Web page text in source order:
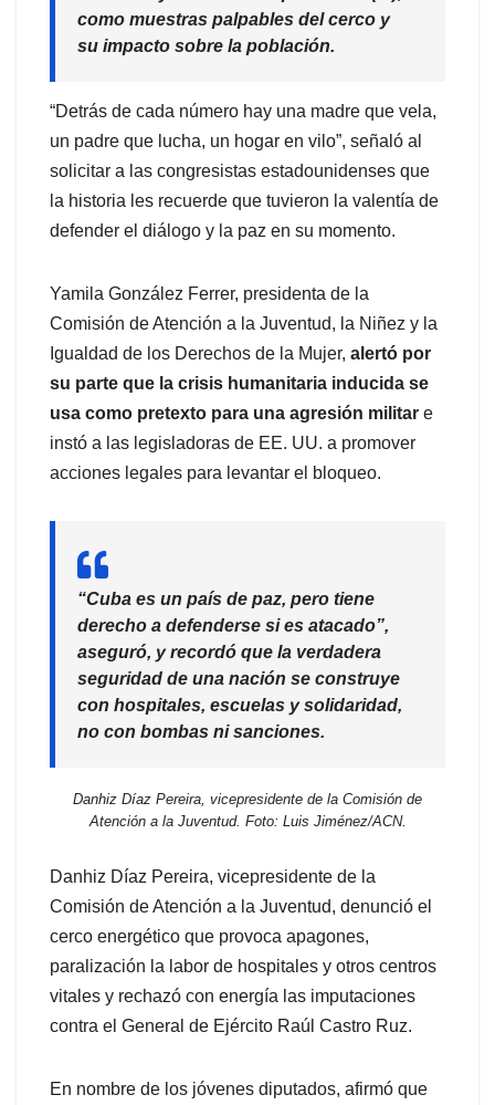
como muestras palpables del cerco y
su impacto sobre la población.
“Detrás de cada número hay una madre que vela,
un padre que lucha, un hogar en vilo”, señaló al
solicitar a las congresistas estadounidenses que
la historia les recuerde que tuvieron la valentía de
defender el diálogo y la paz en su momento.
Yamila González Ferrer, presidenta de la
Comisión de Atención a la Juventud, la Niñez y la
Igualdad de los Derechos de la Mujer, alertó por
su parte que la crisis humanitaria inducida se
usa como pretexto para una agresión militar e
instó a las legisladoras de EE. UU. a promover
acciones legales para levantar el bloqueo.
“Cuba es un país de paz, pero tiene
derecho a defenderse si es atacado”,
aseguró, y recordó que la verdadera
seguridad de una nación se construye
con hospitales, escuelas y solidaridad,
no con bombas ni sanciones.
Danhiz Díaz Pereira, vicepresidente de la Comisión de
Atención a la Juventud. Foto: Luis Jiménez/ACN.
Danhiz Díaz Pereira, vicepresidente de la
Comisión de Atención a la Juventud, denunció el
cerco energético que provoca apagones,
paralización la labor de hospitales y otros centros
vitales y rechazó con energía las imputaciones
contra el General de Ejército Raúl Castro Ruz.
En nombre de los jóvenes diputados, afirmó que